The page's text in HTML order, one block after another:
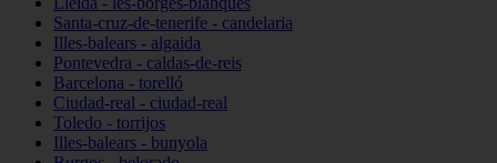
Santa-cruz-de-tenerife - candelaria
Illes-balears - algaida
Pontevedra - caldas-de-reis
Barcelona - torelló
Ciudad-real - ciudad-real
Toledo - torrijos
Illes-balears - bunyola